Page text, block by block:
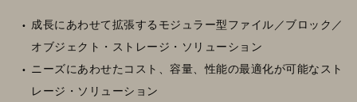
成長にあわせて拡張するモジュラー型ファイル／ブロック／
オブジェクト・ストレージ・ソリューション
ニーズにあわせたコスト、容量、性能の最適化が可能なスト
レージ・ソリューション